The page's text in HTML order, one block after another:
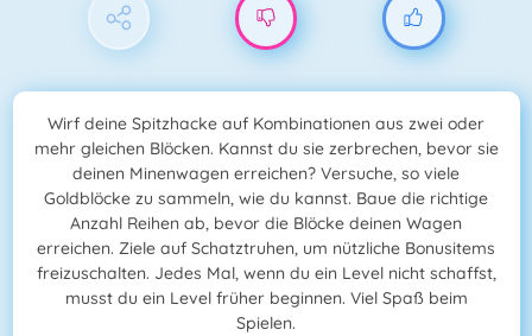
Wirf deine Spitzhacke auf Kombinationen aus zwei oder
mehr gleichen Blöcken. Kannst du sie zerbrechen, bevor sie
deinen Minenwagen erreichen? Versuche, so viele
Goldblöcke zu sammeln, wie du kannst. Baue die richtige
Anzahl Reihen ab, bevor die Blöcke deinen Wagen
erreichen. Ziele auf Schatztruhen, um nützliche Bonusitems
freizuschalten. Jedes Mal, wenn du ein Level nicht schaffst,
musst du ein Level früher beginnen. Viel Spaß beim
Spielen.